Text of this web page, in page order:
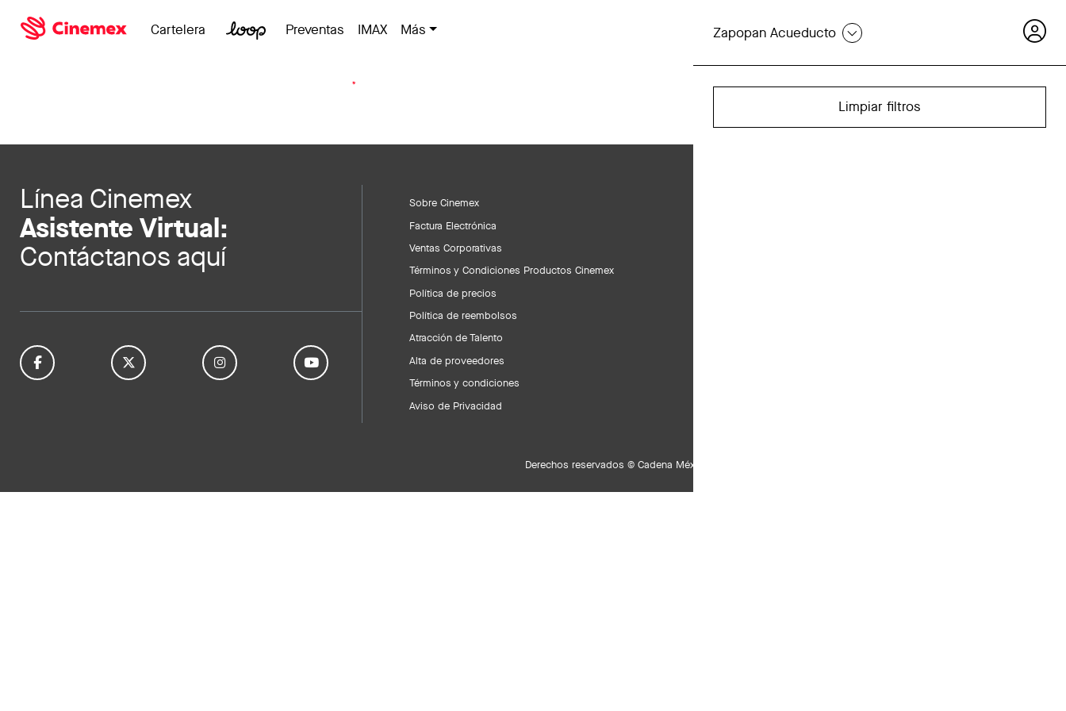
Cartelera Preventas IMAX Más Zapopan Acueducto
Limpiar filtros
Línea Cinemex
Asistente Virtual:
Contáctanos aquí
Sobre Cinemex
Factura Electrónica
Ventas Corporativas
Términos y Condiciones Productos Cinemex
Política de precios
Política de reembolsos
Atracción de Talento
Alta de proveedores
Términos y condiciones
Aviso de Privacidad
Derechos reservados © Cadena Méxicana de exhibición S.A de CV2013.